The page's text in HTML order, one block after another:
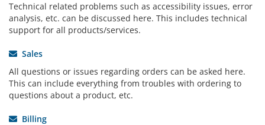
Technical related problems such as accessibility issues, error
analysis, etc. can be discussed here. This includes technical
support for all products/services.
Sales
All questions or issues regarding orders can be asked here.
This can include everything from troubles with ordering to
questions about a product, etc.
Billing